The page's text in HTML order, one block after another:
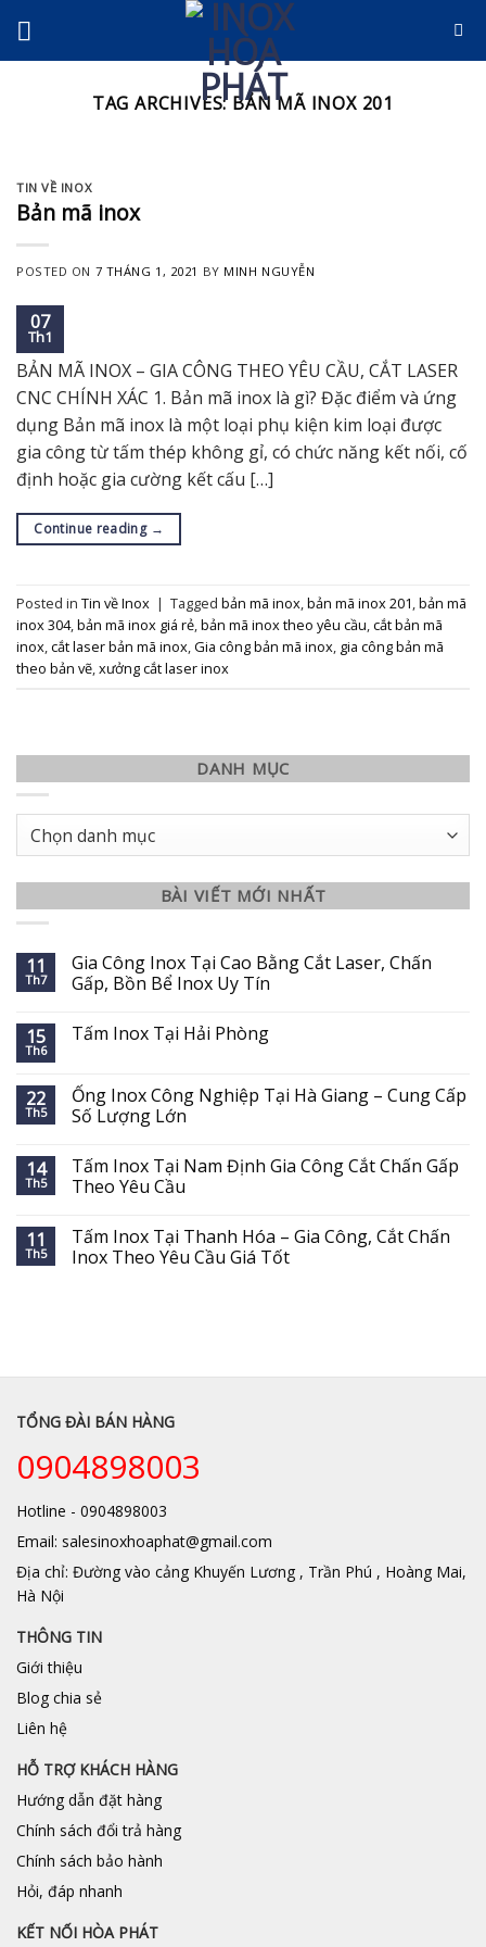
content
TAG ARCHIVES: BẢN MÃ INOX 201
TIN VỀ INOX
Bản mã inox
POSTED ON 7 THÁNG 1, 2021 BY MINH NGUYỄN
07
Th1
BẢN MÃ INOX – GIA CÔNG THEO YÊU CẦU, CẮT LASER
CNC CHÍNH XÁC 1. Bản mã inox là gì? Đặc điểm và ứng
dụng Bản mã inox là một loại phụ kiện kim loại được
gia công từ tấm thép không gỉ, có chức năng kết nối, cố
định hoặc gia cường kết cấu […]
Continue reading →
Posted in Tin về Inox | Tagged bản mã inox,bản mã inox 201,bản mã
inox 304,bản mã inox giá rẻ,bản mã inox theo yêu cầu,cắt bản mã
inox,cắt laser bản mã inox,Gia công bản mã inox, gia công bản mã
theo bản vẽ,xưởng cắt laser inox
DANH MỤC
Danh
mục
BÀI VIẾT MỚI NHẤT
11
Th7
Gia Công Inox Tại Cao Bằng Cắt Laser, Chấn
Gấp, Bồn Bể Inox Uy Tín
15
Th6
Tấm Inox Tại Hải Phòng
22
Th5
Ống Inox Công Nghiệp Tại Hà Giang – Cung Cấp
Số Lượng Lớn
14
Th5
Tấm Inox Tại Nam Định Gia Công Cắt Chấn Gấp
Theo Yêu Cầu
11
Th5
Tấm Inox Tại Thanh Hóa – Gia Công, Cắt Chấn
Inox Theo Yêu Cầu Giá Tốt
TỔNG ĐÀI BÁN HÀNG
0904898003
Hotline - 0904898003
Email: salesinoxhoaphat@gmail.com
Địa chỉ: Đường vào cảng Khuyến Lương , Trần Phú , Hoàng Mai,
Hà Nội
THÔNG TIN
Giới thiệu
Blog chia sẻ
Liên hệ
HỖ TRỢ KHÁCH HÀNG
Hướng dẫn đặt hàng
Chính sách đổi trả hàng
Chính sách bảo hành
Hỏi, đáp nhanh
KẾT NỐI HÒA PHÁT